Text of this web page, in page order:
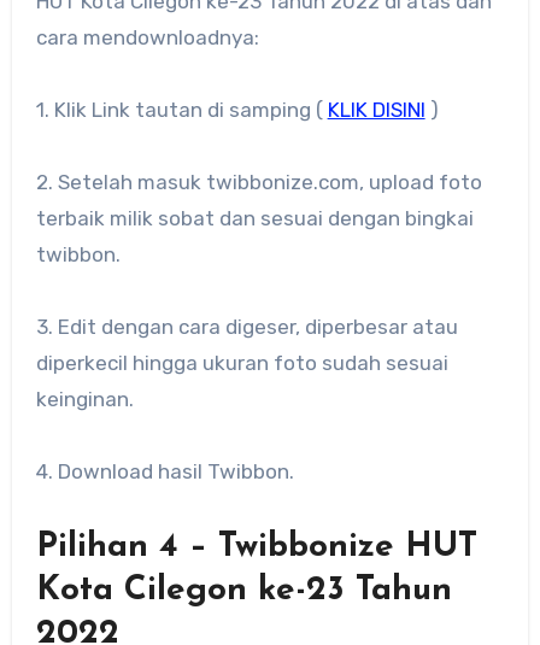
cara mendownloadnya:
1. Klik Link tautan di samping ( KLIK DISINI )
2. Setelah masuk twibbonize.com, upload foto
terbaik milik sobat dan sesuai dengan bingkai
twibbon.
3. Edit dengan cara digeser, diperbesar atau
diperkecil hingga ukuran foto sudah sesuai
keinginan.
4. Download hasil Twibbon.
Pilihan 4 – Twibbonize HUT
Kota Cilegon ke-23 Tahun
2022